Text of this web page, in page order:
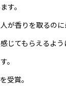
す。
が香りを取るのに
じてもらえるよう
。
受賞。